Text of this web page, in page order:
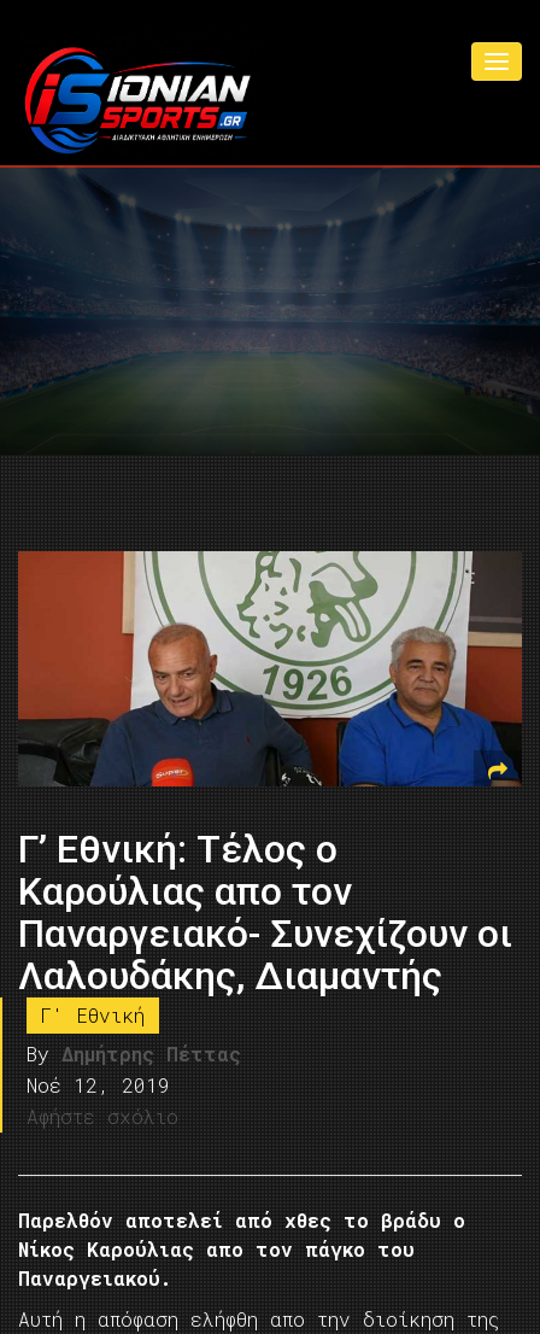
Γ’ Εθνική: Τέλος ο
Καρούλιας απο τον
Παναργειακό- Συνεχίζουν οι
Λαλουδάκης, Διαμαντής
Γ' Εθνική
By Δημήτρης Πέττας
Νοέ 12, 2019
Αφήστε σχόλιο
Παρελθόν αποτελεί από χθες το βράδυ ο
Νίκος Καρούλιας απο τον πάγκο του
Παναργειακού.
Αυτή η απόφαση ελήφθη απο την διοίκηση της